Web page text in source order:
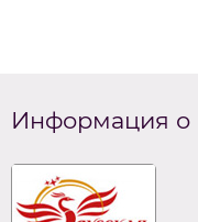
Информация о